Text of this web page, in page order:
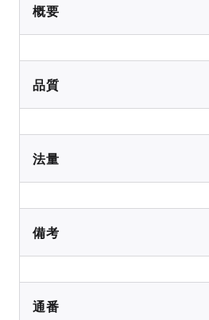
概要
品質
法量
備考
通番